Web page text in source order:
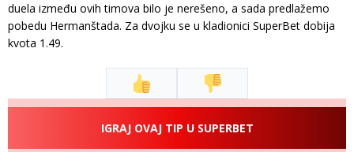
duela između ovih timova bilo je nerešeno, a sada predlažemo
pobedu Hermanštada. Za dvojku se u kladionici SuperBet dobija
kvota 1.49.
IGRAJ OVAJ TIP U SUPERBET